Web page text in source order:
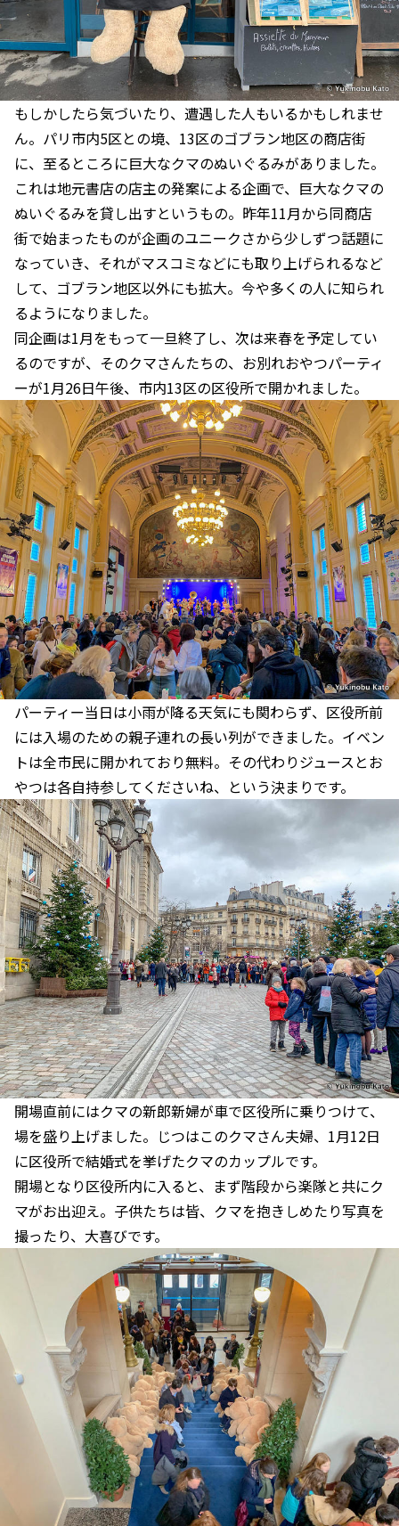
もしかしたら気づいたり、遭遇した人もいるかもしれませ
ん。パリ市内5区との境、13区のゴブラン地区の商店街
に、至るところに巨大なクマのぬいぐるみがありました。
これは地元書店の店主の発案による企画で、巨大なクマの
ぬいぐるみを貸し出すというもの。昨年11月から同商店
街で始まったものが企画のユニークさから少しずつ話題に
なっていき、それがマスコミなどにも取り上げられるなど
して、ゴブラン地区以外にも拡大。今や多くの人に知られ
るようになりました。
同企画は1月をもって一旦終了し、次は来春を予定してい
るのですが、そのクマさんたちの、お別れおやつパーティ
ーが1月26日午後、市内13区の区役所で開かれました。
パーティー当日は小雨が降る天気にも関わらず、区役所前
には入場のための親子連れの長い列ができました。イベン
トは全市民に開かれており無料。その代わりジュースとお
やつは各自持参してくださいね、という決まりです。
開場直前にはクマの新郎新婦が車で区役所に乗りつけて、
場を盛り上げました。じつはこのクマさん夫婦、1月12日
に区役所で結婚式を挙げたクマのカップルです。
開場となり区役所内に入ると、まず階段から楽隊と共にク
マがお出迎え。子供たちは皆、クマを抱きしめたり写真を
撮ったり、大喜びです。